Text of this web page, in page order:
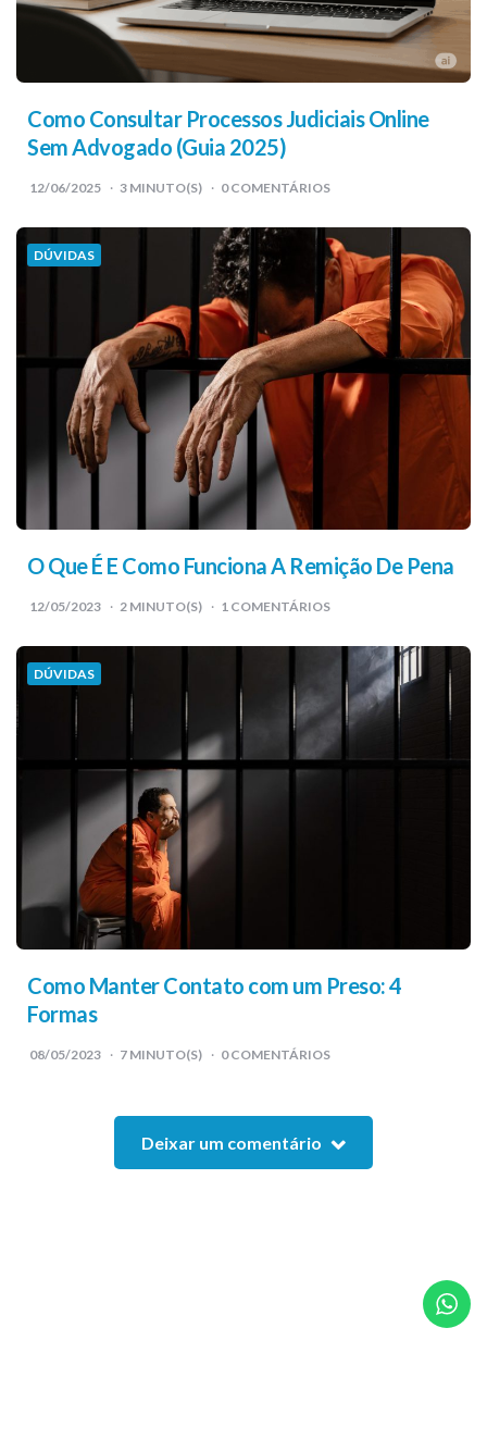
Como Consultar Processos Judiciais Online
Sem Advogado (Guia 2025)
12/06/2025 3 MINUTO(S) 0 COMENTÁRIOS
DÚVIDAS
O Que É E Como Funciona A Remição De Pena
12/05/2023 2 MINUTO(S) 1 COMENTÁRIOS
DÚVIDAS
Como Manter Contato com um Preso: 4
Formas
08/05/2023 7 MINUTO(S) 0 COMENTÁRIOS
Deixar um comentário